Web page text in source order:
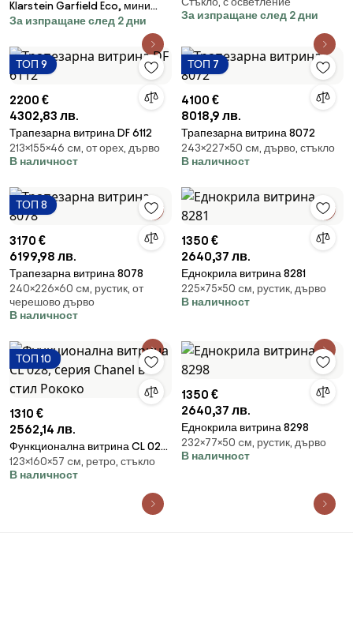
Klarstein Garfield Eco, мини
фризер, E+, 4 звезди, 33 литра,
За изпращане след 2 дни
литра, клас F, черен, стъкло
За изпращане след 2 дни
ТОП 9
2200 €
4302,83 лв.
Трапезарна витрина DF 6112
213×155×46 cм, от орех, дърво
В наличност
ТОП 7
4100 €
8018,9 лв.
Трапезарна витрина 8072
243×227×50 cм, дърво, стъкло
В наличност
ТОП 8
3170 €
6199,98 лв.
Трапезарна витрина 8078
240×226×60 cм, рустик, от
черешово дърво
В наличност
1350 €
2640,37 лв.
Еднокрила витрина 8281
225×75×50 cм, рустик, дърво
В наличност
ТОП 10
1310 €
2562,14 лв.
Функционална витрина CL 028,
серия Chanel в стил Рококо
123×160×57 cм, ретро, стъкло
В наличност
1350 €
2640,37 лв.
Еднокрила витрина 8298
232×77×50 cм, рустик, дърво
В наличност